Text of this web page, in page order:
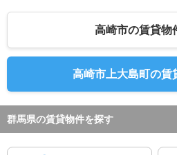
高崎市の賃貸物
高崎市上大島町の賃
群馬県の賃貸物件を探す